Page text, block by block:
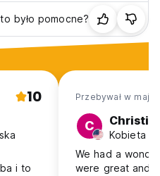
było pomocne?
10
i to
Przebywał w maj
C
Kobieta
We had a
were great and